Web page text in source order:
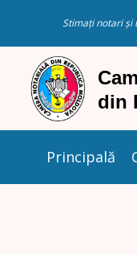
Stimați notari și
Principală